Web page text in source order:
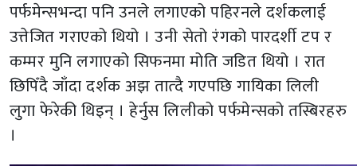
पर्फमेन्सभन्दा पनि उनले लगाएको पहिरनले दर्शकलाई
उत्तेजित गराएको थियो । उनी सेतो रंगको पारदर्शी टप र
कम्मर मुनि लगाएको सिफनमा मोति जडित थियो । रात
छिपिँदै जाँदा दर्शक अझ तात्दै गएपछि गायिका लिली
लुगा फेरेकी थिइन् । हेर्नुस लिलीको पर्फमेन्सको तस्बिरहरु
।